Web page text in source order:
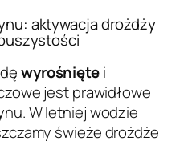
aktywacja drożdży
wyrośniętei
jest prawidłowe
W letniej wodzie
świeże drożdże